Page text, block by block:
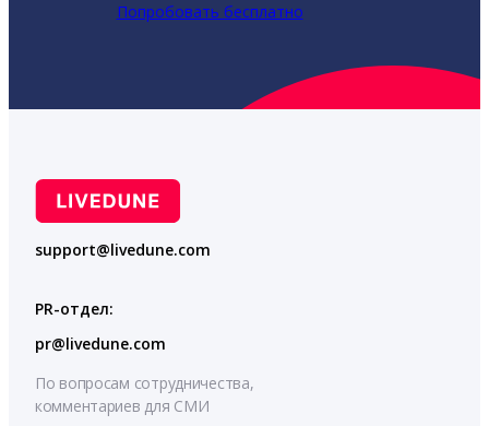
Попробовать бесплатно
support@livedune.com
PR-отдел:
pr@livedune.com
По вопросам сотрудничества,
комментариев для СМИ